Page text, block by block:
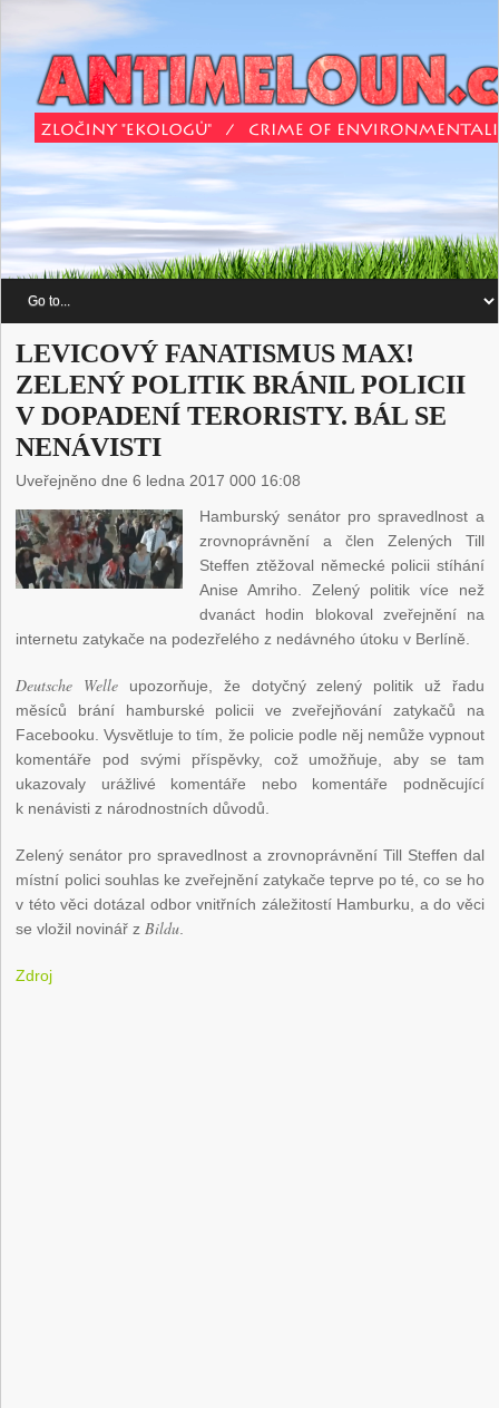
LEVICOVÝ FANATISMUS MAX!
ZELENÝ POLITIK BRÁNIL POLICII
V DOPADENÍ TERORISTY. BÁL SE
NENÁVISTI
Uveřejněno dne 6 ledna 2017 000 16:08
Hamburský senátor pro spravedlnost a
zrovnoprávnění a člen Zelených Till
Steffen ztěžoval německé policii stíhání
Anise Amriho. Zelený politik více než
dvanáct hodin blokoval zveřejnění na
internetu zatykače na podezřelého z nedávného útoku v Berlíně.
Deutsche Welle upozorňuje, že dotyčný zelený politik už řadu
měsíců brání hamburské policii ve zveřejňování zatykačů na
Facebooku. Vysvětluje to tím, že policie podle něj nemůže vypnout
komentáře pod svými příspěvky, což umožňuje, aby se tam
ukazovaly urážlivé komentáře nebo komentáře podněcující
k nenávisti z národnostních důvodů.
Zelený senátor pro spravedlnost a zrovnoprávnění Till Steffen dal
místní polici souhlas ke zveřejnění zatykače teprve po té, co se ho
v této věci dotázal odbor vnitřních záležitostí Hamburku, a do věci
se vložil novinář zBildu.
Zdroj